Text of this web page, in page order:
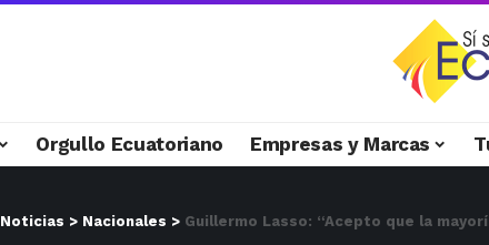
Orgullo Ecuatoriano Empresas y Marcas
Noticias > Nacionales > Guillermo Lasso: “Acepto que la